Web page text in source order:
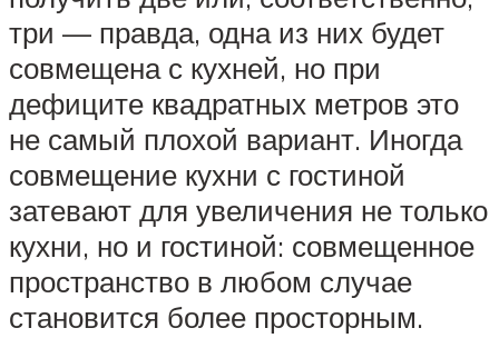
три — правда, одна из них будет
совмещена с кухней, но при
дефиците квадратных метров это
не самый плохой вариант. Иногда
совмещение кухни с гостиной
затевают для увеличения не только
кухни, но и гостиной: совмещенное
пространство в любом случае
становится более просторным.